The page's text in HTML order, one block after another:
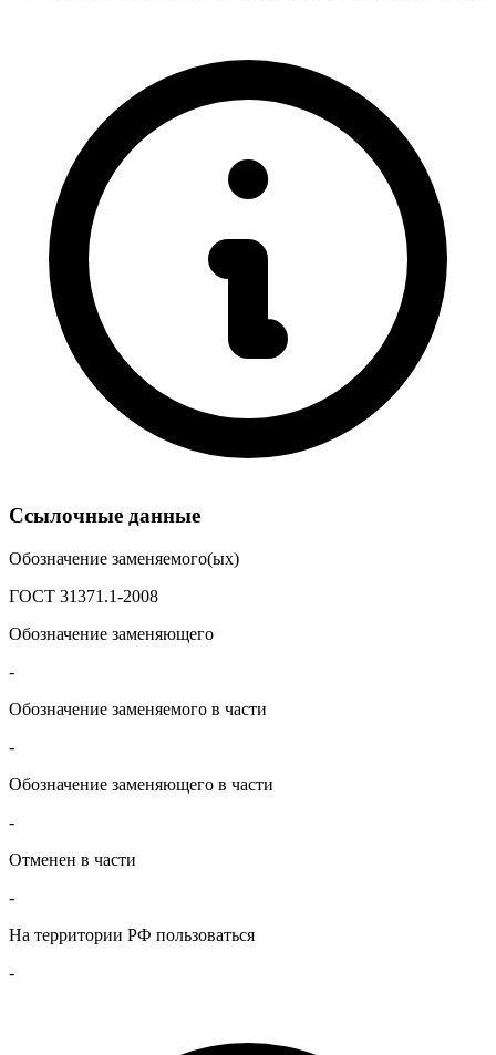
Ссылочные данные
Обозначение заменяемого(ых)
ГОСТ 31371.1-2008
Обозначение заменяющего
-
Обозначение заменяемого в части
-
Обозначение заменяющего в части
-
Отменен в части
-
На территории РФ пользоваться
-